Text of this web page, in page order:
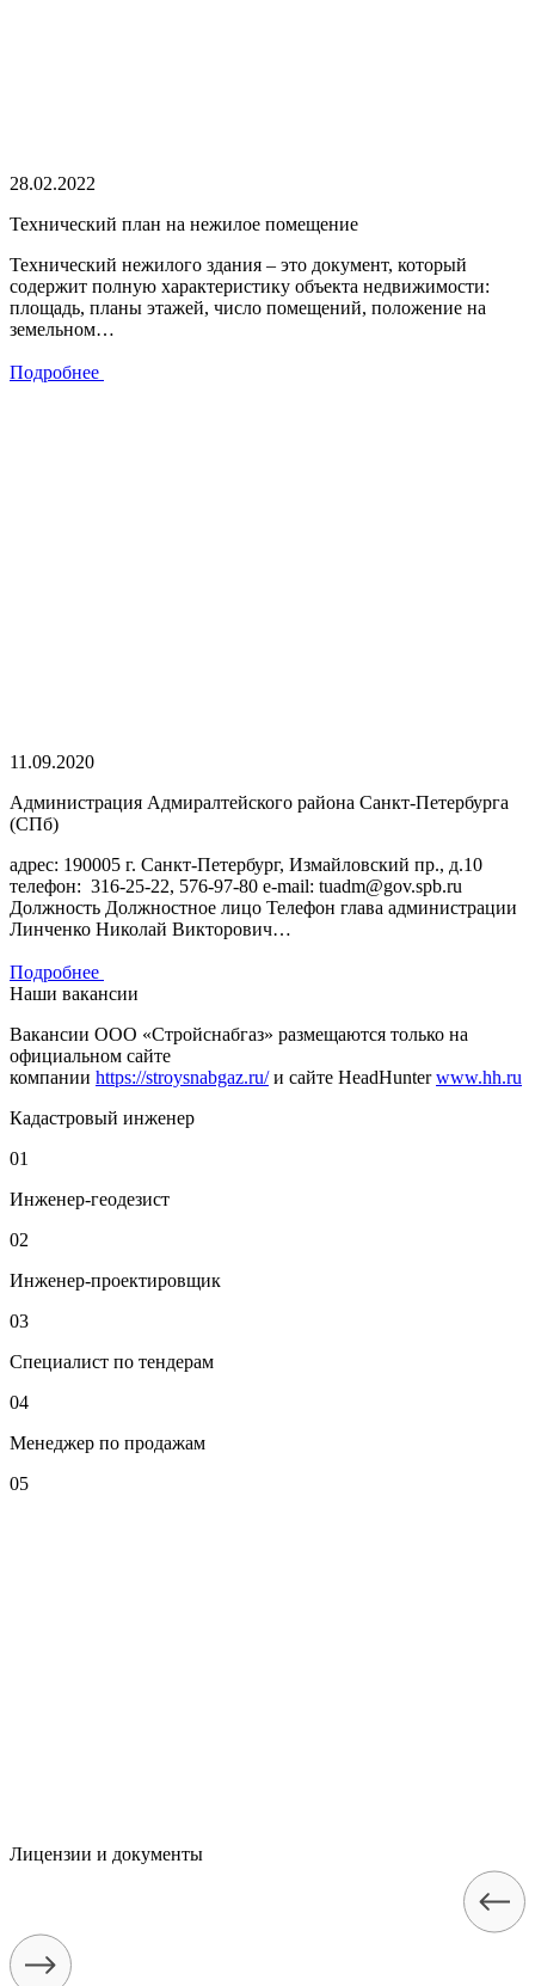
28.02.2022
Технический план на нежилое помещение
Технический нежилого здания – это документ, который
содержит полную характеристику объекта недвижимости:
площадь, планы этажей, число помещений, положение на
земельном…
Подробнее
11.09.2020
Администрация Адмиралтейского района Санкт-Петербурга
(СПб)
адрес: 190005 г. Санкт-Петербург, Измайловский пр., д.10
телефон: 316-25-22, 576-97-80 e-mail: tuadm@gov.spb.ru
Должность Должностное лицо Телефон глава администрации
Линченко Николай Викторович…
Подробнее
Наши вакансии
Вакансии ООО «Стройснабгаз» размещаются только на
официальном сайте
компании https://stroysnabgaz.ru/и сайте HeadHunterwww.hh.ru
Кадастровый инженер
01
Инженер-геодезист
02
Инженер-проектировщик
03
Специалист по тендерам
04
Менеджер по продажам
05
Лицензии и документы